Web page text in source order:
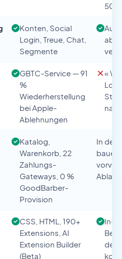
Konten, Social
Login, Treue, Chat,
Segmente
ab
GBTC-Service — 91
%
Wiederherstellung
bei Apple-
Ablehnungen
«
Katalog,
Warenkorb, 22
Zahlungs-
Gateways, 0 %
GoodBarber-
Provision
In der
Ablauf
CSS, HTML, 190+
Extensions, AI
Extension Builder
(Beta)
In-
den